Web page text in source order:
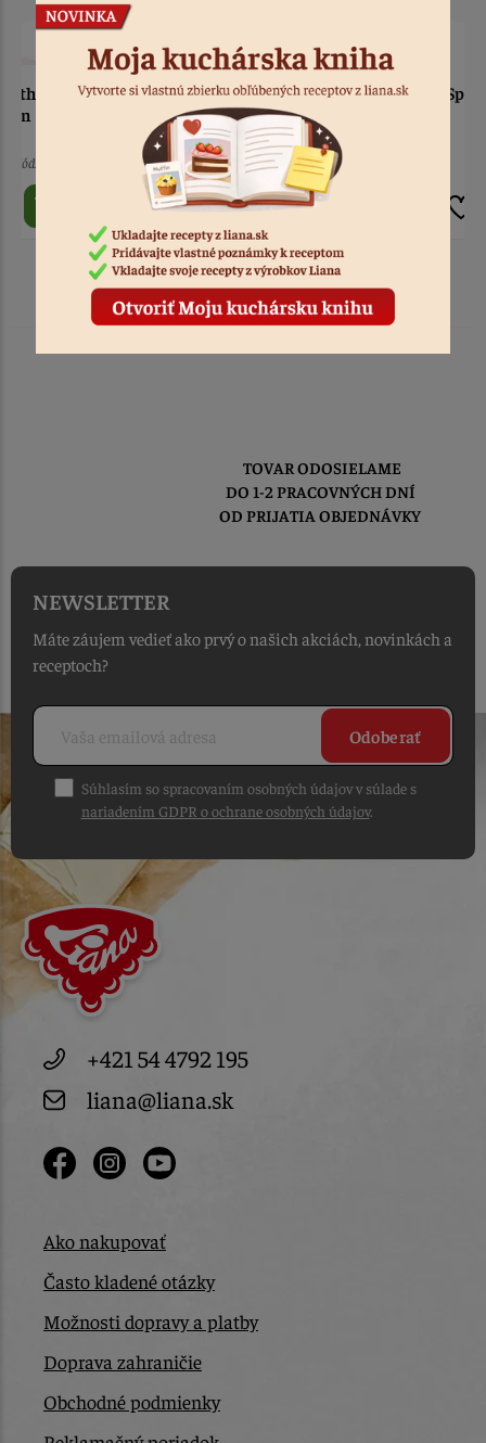
Košíčky papierové
Kód: 1296
Zápich - sada Spiderman
9 ks
3,60 €
TOVAR ODOSIELAME
DO 1-2 PRACOVNÝCH DNÍ
OD PRIJATIA OBJEDNÁVKY
NEWSLETTER
Máte záujem vedieť ako prvý o našich akciách, novinkách a
receptoch?
Odoberať
Súhlasím so spracovaním osobných údajov v súlade s
nariadením GDPR o ochrane osobných údajov.
+421 54 4792 195
liana@liana.sk
Ako nakupovať
Často kladené otázky
Možnosti dopravy a platby
Doprava zahraničie
Obchodné podmienky